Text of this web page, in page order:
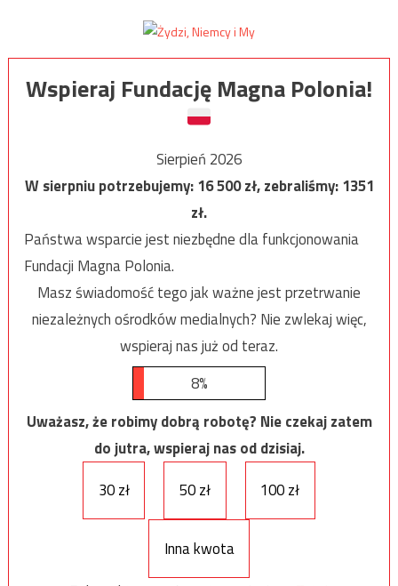
Wspieraj Fundację Magna Polonia!
Sierpień 2026
W sierpniu potrzebujemy:16 500zł, zebraliśmy:1351
zł.
Państwa wsparcie jest niezbędne dla funkcjonowania
Fundacji Magna Polonia.
Masz świadomość tego jak ważne jest przetrwanie
niezależnych ośrodków medialnych? Nie zwlekaj więc,
wspieraj nas już od teraz.
8%
Uważasz, że robimy dobrą robotę? Nie czekaj zatem
do jutra, wspieraj nas od dzisiaj.
30 zł
50 zł 100 zł
Inna kwota